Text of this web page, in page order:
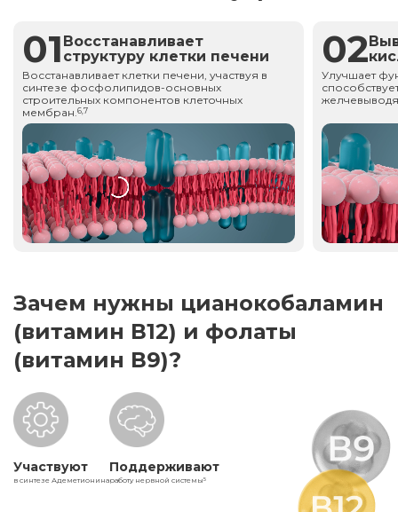
01 Восстанавливает
структуру клетки печени
Восстанавливает клетки печени, участвуя в
синтезе фосфолипидов-основных
строительных компонентов клеточных
мембран.6,7
02
Улучшает
Зачем нужны цианокобаламин
(витамин В12) и фолаты
(витамин В9)?
Участвуют
в синтезе Адеметионина
Поддерживают
работу нервной системы5